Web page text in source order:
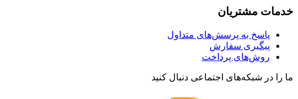
خدمات مشتریان
پاسخ به پرسش‌های متداول
پیگیری سفارش
روش‌های پرداخت
ما را در شبکه‌های اجتماعی دنبال کنید